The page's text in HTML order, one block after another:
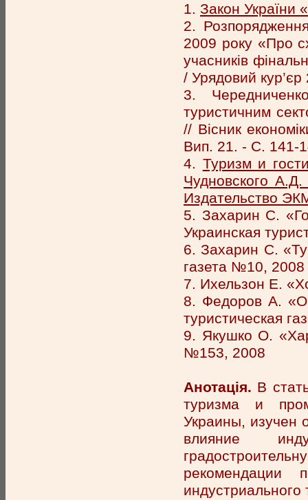
1. Закон України
2.
2009 року «Про
учасників
/ Урядовий
3.
туристичним
// Вісник
Вип. 21. - С. 141-
4. Туризм и
Чудновского
Издательство
5. Захарин С.
Украинская
6. Захарин С.
газета №10, 2008
7. Ихельзон Е.
8. Федоров А.
туристическая
9. Якушко О.
№153, 2008
Анотація. В
туризма и
Украины, изучен
влияние
рекомендации
индустриального